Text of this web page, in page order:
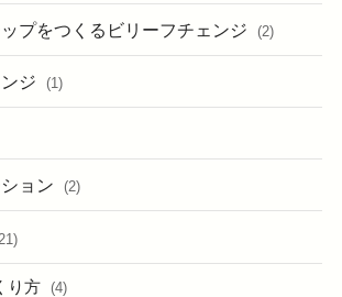
プをつくるビリーフチェンジ (2)
ジ (1)
ョン (2)
り方 (4)